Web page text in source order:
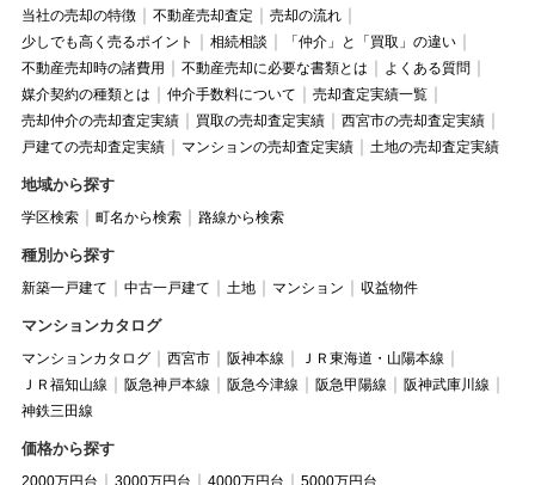
当社の売却の特徴 不動産売却査定
売却の流れ
少しでも高く売るポイント
相続相談
「仲介」と「買取」の違い
不動産売却時の諸費用
不動産売却に必要な書類とは
よくある質問
媒介契約の種類とは
仲介手数料について
売却査定実績一覧
売却仲介の売却査定実績
買取の売却査定実績
西宮市の売却査定実績
戸建ての売却査定実績
マンションの売却査定実績 土地の売却査定実績
地域から探す
学区検索 町名から検索 路線から検索
種別から探す
新築一戸建て 中古一戸建て 土地 マンション 収益物件
マンションカタログ
マンションカタログ 西宮市 阪神本線
ＪＲ東海道・山陽本線
ＪＲ福知山線
阪急神戸本線 阪急今津線 阪急甲陽線
阪神武庫川線
神鉄三田線
価格から探す